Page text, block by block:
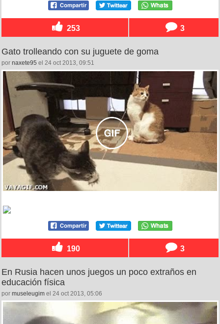
253 3
Gato trolleando con su juguete de goma
por naxete95 el 24 oct 2013, 09:51
190 3
En Rusia hacen unos juegos un poco extraños en
educación física
por museleugim el 24 oct 2013, 05:06